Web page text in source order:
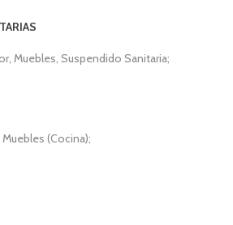
Muebles, Suspendido Sanitaria;
(Cocina);